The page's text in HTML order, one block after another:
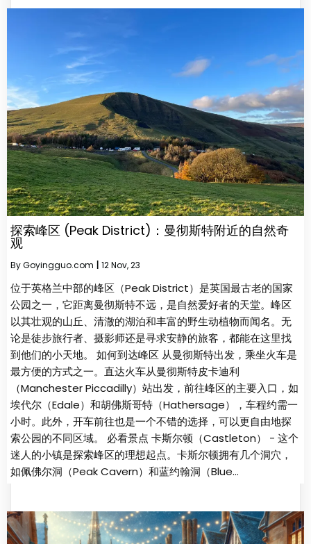
探索峰区 (Peak District)：曼彻斯特附近的自然奇
观
ByGoyingguo.com 12Nov, 23
位于英格兰中部的峰区（Peak District）是英国最古老的国家
公园之一，它距离曼彻斯特不远，是自然爱好者的天堂。峰区
以其壮观的山丘、清澈的湖泊和丰富的野生动植物而闻名。无
论是徒步旅行者、摄影师还是寻求安静的旅客，都能在这里找
到他们的小天地。 如何到达峰区 从曼彻斯特出发，乘坐火车是
最方便的方式之一。直达火车从曼彻斯特皮卡迪利
（Manchester Piccadilly）站出发，前往峰区的主要入口，如
埃代尔（Edale）和胡佛斯哥特（Hathersage），车程约需一
小时。此外，开车前往也是一个不错的选择，可以更自由地探
索公园的不同区域。 必看景点 卡斯尔顿（Castleton） - 这个
迷人的小镇是探索峰区的理想起点。卡斯尔顿拥有几个洞穴，
如佩佛尔洞（Peak Cavern）和蓝约翰洞（Blue…